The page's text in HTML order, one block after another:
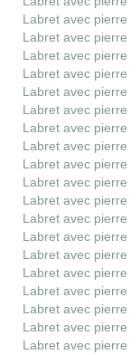
Labret avec pierre
Labret avec pierre
Labret avec pierre
Labret avec pierre
Labret avec pierre
Labret avec pierre
Labret avec pierre
Labret avec pierre
Labret avec pierre
Labret avec pierre
Labret avec pierre
Labret avec pierre
Labret avec pierre
Labret avec pierre
Labret avec pierre
Labret avec pierre
Labret avec pierre
Labret avec pierre
Labret avec pierre